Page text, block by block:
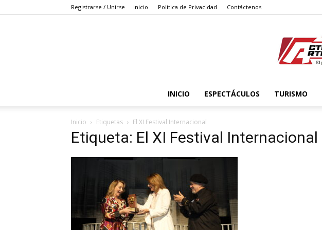
Registrarse / Unirse Inicio Política de Privacidad Contáctenos
INICIO ESPECTÁCULOS TURISMO
Inicio Etiquetas El XI Festival Internacional
Etiqueta: El XI Festival Internacional